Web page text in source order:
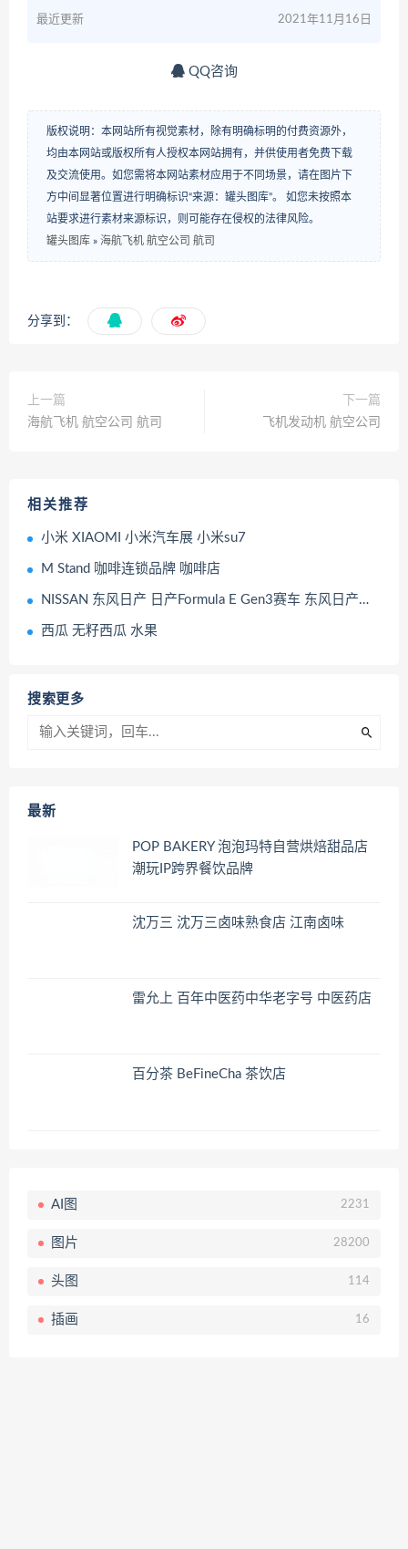
最近更新 2021年11月16日
QQ咨询
版权说明：本网站所有视觉素材，除有明确标明的付费资源外，
均由本网站或版权所有人授权本网站拥有，并供使用者免费下载
及交流使用。如您需将本网站素材应用于不同场景，请在图片下
方中间显著位置进行明确标识“来源：罐头图库”。 如您未按照本
站要求进行素材来源标识，则可能存在侵权的法律风险。
罐头图库 » 海航飞机 航空公司 航司
分享到：
上一篇
海航飞机 航空公司 航司
下一篇
飞机发动机 航空公司
相关推荐
小米 XIAOMI 小米汽车展 小米su7
M Stand 咖啡连锁品牌 咖啡店
NISSAN 东风日产 日产Formula E Gen3赛车 东风日产汽车展
西瓜 无籽西瓜 水果
搜索更多
最新
POP BAKERY 泡泡玛特自营烘焙甜品店
潮玩IP跨界餐饮品牌
沈万三 沈万三卤味熟食店 江南卤味
雷允上 百年中医药中华老字号 中医药店
百分茶 BeFineCha 茶饮店
AI图 2231
图片 28200
头图 114
插画 16